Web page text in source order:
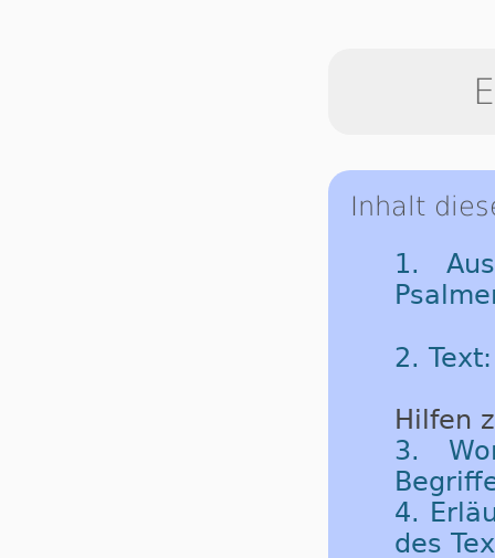
Inhalt
1.
2.
Hilfen
3.
4.
des